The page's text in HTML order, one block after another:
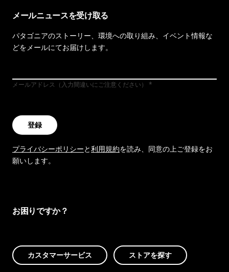
メールニュースを受け取る
パタゴニアのストーリー、環境への取り組み、イベント情報な
どをメールにてお届けします。
メールアドレス（入力間違いにご注意ください）
登録
プライバシーポリシーと利用規約を読み、同意の上ご登録をお
願いします。
お困りですか？
カスタマーサービス ストアを探す